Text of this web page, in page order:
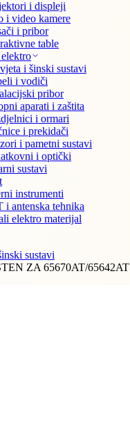
i displeji
i video kamere
i pribor
table
i šinski sustavi
i vodiči
pribor
aparati i zaštita
i ormari
i prekidači
i pametni sustavi
i optički
sustavi
instrumenti
i antenska tehnika
elektro materijal
sustavi
ZA 65670AT/65642AT